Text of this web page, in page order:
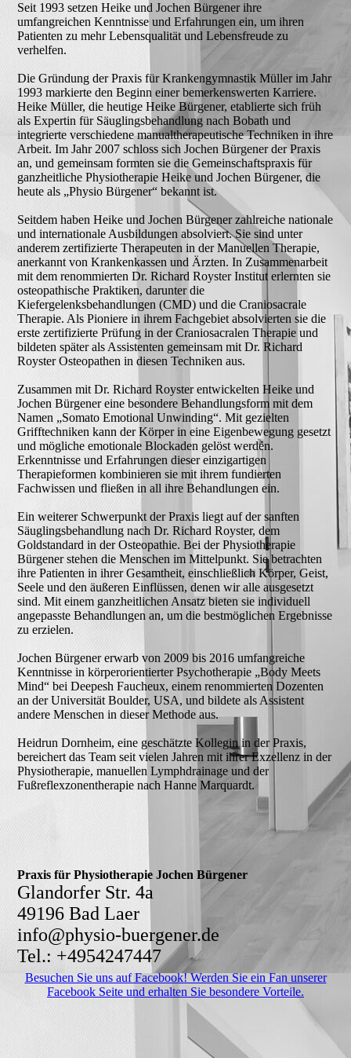
Seit 1993 setzen Heike und Jochen Bürgener ihre
umfangreichen Kenntnisse und Erfahrungen ein, um ihren
Patienten zu mehr Lebensqualität und Lebensfreude zu
verhelfen.
Die Gründung der Praxis für Krankengymnastik Müller im Jahr
1993 markierte den Beginn einer bemerkenswerten Karriere.
Heike Müller, die heutige Heike Bürgener, etablierte sich früh
als Expertin für Säuglingsbehandlung nach Bobath und
integrierte verschiedene manualtherapeutische Techniken in ihre
Arbeit. Im Jahr 2007 schloss sich Jochen Bürgener der Praxis
an, und gemeinsam formten sie die Gemeinschaftspraxis für
ganzheitliche Physiotherapie Heike und Jochen Bürgener, die
heute als „Physio Bürgener“ bekannt ist.
Seitdem haben Heike und Jochen Bürgener zahlreiche nationale
und internationale Ausbildungen absolviert. Sie sind unter
anderem zertifizierte Therapeuten in der Manuellen Therapie,
anerkannt von Krankenkassen und Ärzten. In Zusammenarbeit
mit dem renommierten Dr. Richard Royster Institut erlernten sie
osteopathische Praktiken, darunter die
Kiefergelenksbehandlungen (CMD) und die Craniosacrale
Therapie. Als Pioniere in ihrem Fachgebiet absolvierten sie die
erste zertifizierte Prüfung in der Craniosacralen Therapie und
bildeten später als Assistenten gemeinsam mit Dr. Richard
Royster Osteopathen in diesen Techniken aus.
Zusammen mit Dr. Richard Royster entwickelten Heike und
Jochen Bürgener eine besondere Behandlungsform mit dem
Namen „Somato Emotional Unwinding“. Mit gezielten
Grifftechniken kann der Körper in eine Eigenbewegung gesetzt
und mögliche emotionale Blockaden gelöst werden.
Erkenntnisse und Erfahrungen dieser einzigartigen
Therapieformen kombinieren sie mit ihrem fundierten
Fachwissen und fließen in all ihre Behandlungen ein.
Ein weiterer Schwerpunkt der Praxis liegt auf der sanften
Säuglingsbehandlung nach Dr. Richard Royster, dem
Goldstandard in der Osteopathie. Bei der Physiotherapie
Bürgener stehen die Menschen im Mittelpunkt. Sie betrachten
ihre Patienten in ihrer Gesamtheit, einschließlich Körper, Geist,
Seele und den äußeren Einflüssen, denen wir alle ausgesetzt
sind. Mit einem ganzheitlichen Ansatz bieten sie individuell
angepasste Behandlungen an, um die bestmöglichen Ergebnisse
zu erzielen.
Jochen Bürgener erwarb von 2009 bis 2016 umfangreiche
Kenntnisse in körperorientierter Psychotherapie „Body Meets
Mind“ bei Deepesh Faucheux, einem renommierten Dozenten
an der Universität Boulder, USA, und bildete als Assistent
andere Menschen in dieser Methode aus.
Heidrun Dornheim, eine geschätzte Kollegin in der Praxis,
bereichert das Team seit vielen Jahren mit ihrer Exzellenz in der
Physiotherapie, manuellen Lymphdrainage und der
Fußreflexzonentherapie nach Hanne Marquardt.
Praxis für Physiotherapie Jochen Bürgener
Glandorfer Str. 4a
49196 Bad Laer
info@physio-buergener.de
Tel.: +4954247447
Besuchen Sie uns auf Facebook! Werden Sie ein Fan unserer
Facebook Seite und erhalten Sie besondere Vorteile.